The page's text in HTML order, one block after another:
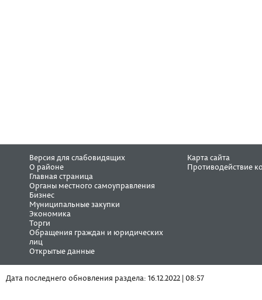
Версия для слабовидящих
О районе
Главная страница
Органы местного самоуправления
Бизнес
Муниципальные закупки
Экономика
Торги
Обращения граждан и юридических
лиц
Открытые данные
Карта сайта
Противодействие
Дата последнего обновления раздела: 16.12.2022 | 08:57